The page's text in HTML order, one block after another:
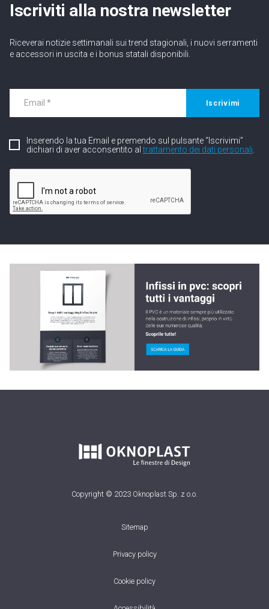
Iscriviti alla nostra newsletter
Riceverai notizie settimanali sui trend stagionali, i nuovi serramenti
e accessori in uscita e i bonus statali disponibili.
Iscrivimi
Inserendo la tua Email e premendo sul pulsante “Iscrivimi”
dichiari di aver acconsentito altrattamento dei dati personali
Copyright © 2023 Oknoplast Sp. z o.o.
Sitemap
Privacy policy
Cookie policy